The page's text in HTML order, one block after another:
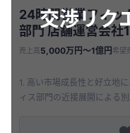
交渉リク
24時間営業フィッ
部門 店舗運営会社
売上高5,000万円〜1億円 希望
1. 高い市場成長性と好立地による安定
ィス部門の近接展開による別顧客層の